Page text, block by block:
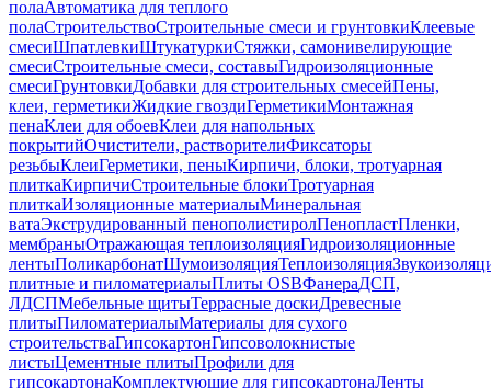
полаАвтоматика для теплого
полаСтроительствоСтроительные смеси и грунтовкиКлеевые
смесиШпатлевкиШтукатуркиСтяжки, самонивелирующие
смесиСтроительные смеси, составыГидроизоляционные
смесиГрунтовкиДобавки для строительных смесейПены,
клеи, герметикиЖидкие гвоздиГерметикиМонтажная
пенаКлеи для обоевКлеи для напольных
покрытийОчистители, растворителиФиксаторы
резьбыКлеиГерметики, пеныКирпичи, блоки, тротуарная
плиткаКирпичиСтроительные блокиТротуарная
плиткаИзоляционные материалыМинеральная
ватаЭкструдированный пенополистиролПенопластПленки,
мембраныОтражающая теплоизоляцияГидроизоляционные
лентыПоликарбонатШумоизоляцияТеплоизоляция
плитные и пиломатериалыПлиты OSBФанераДСП,
ЛДСПМебельные щитыТеррасные доскиДревесные
плитыПиломатериалыМатериалы для сухого
строительстваГипсокартонГипсоволокнистые
листыЦементные плитыПрофили для
гипсокартонаКомплектующие для гипсокартонаЛенты